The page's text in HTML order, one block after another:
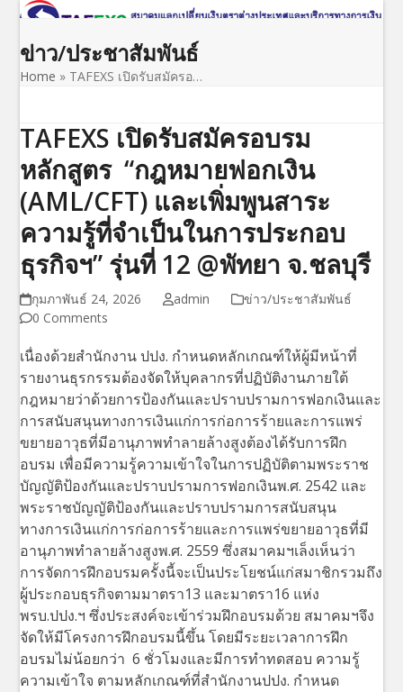
Skip
content
Open
mobile
menu
Close
mobile
menu
ข่าว/ประชาสัมพันธ์
Home » TAFEXS เปิดรับสมัครอ…
TAFEXS เปิดรับสมัครอบรม
หลักสูตร “กฎหมายฟอกเงิน
(AML/CFT) และเพิ่มพูนสาระ
ความรู้ที่จำเป็นในการประกอบ
ธุรกิจฯ” รุ่นที่ 12 @พัทยา จ.ชลบุรี
กุมภาพันธ์ 24, 2026 admin
ข่าว/ประชาสัมพันธ์
0 Comments
เนื่องด้วยสำนักงาน ปปง. กำหนดหลักเกณฑ์ให้ผู้มีหน้าที่
รายงานธุรกรรมต้องจัดให้บุคลากรที่ปฏิบัติงานภายใต้
กฎหมายว่าด้วยการป้องกันและปราบปรามการฟอกเงินและ
การสนับสนุนทางการเงินแก่การก่อการร้ายและการแพร่
ขยายอาวุธที่มีอานุภาพทำลายล้างสูงต้องได้รับการฝึก
อบรม เพื่อมีความรู้ความเข้าใจในการปฏิบัติตามพระราช
บัญญัติป้องกันและปราบปรามการฟอกเงินพ.ศ. 2542 และ
พระราชบัญญัติป้องกันและปราบปรามการสนับสนุน
ทางการเงินแก่การก่อการร้ายและการแพร่ขยายอาวุธที่มี
อานุภาพทำลายล้างสูงพ.ศ. 2559 ซึ่งสมาคมฯเล็งเห็นว่า
การจัดการฝึกอบรมครั้งนี้จะเป็นประโยชน์แก่สมาชิกรวมถึง
ผู้ประกอบธุรกิจตามมาตรา13 และมาตรา16 แห่ง
พรบ.ปปง.ฯ ซึ่งประสงค์จะเข้าร่วมฝึกอบรมด้วย สมาคมฯจึง
จัดให้มีโครงการฝึกอบรมนี้ขึ้น โดยมีระยะเวลาการฝึก
อบรมไม่น้อยกว่า 6 ชั่วโมงและมีการทำทดสอบ ความรู้
ความเข้าใจ ตามหลักเกณฑ์ที่สำนักงานปปง. กำหนด